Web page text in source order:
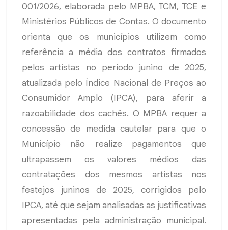
001/2026, elaborada pelo MPBA, TCM, TCE e
Ministérios Públicos de Contas. O documento
orienta que os municípios utilizem como
referência a média dos contratos firmados
pelos artistas no período junino de 2025,
atualizada pelo Índice Nacional de Preços ao
Consumidor Amplo (IPCA), para aferir a
razoabilidade dos cachês. O MPBA requer a
concessão de medida cautelar para que o
Município não realize pagamentos que
ultrapassem os valores médios das
contratações dos mesmos artistas nos
festejos juninos de 2025, corrigidos pelo
IPCA, até que sejam analisadas as justificativas
apresentadas pela administração municipal.